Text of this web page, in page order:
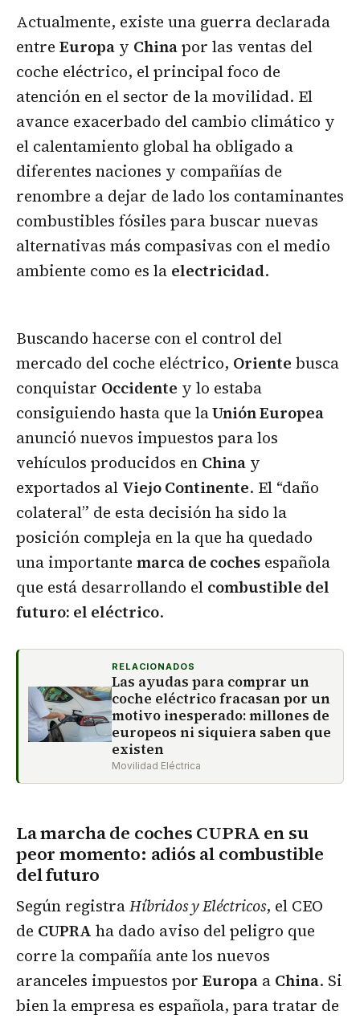
Actualmente, existe una guerra declarada
entre Europa y Chinapor las ventas del
coche eléctrico, el principal foco de
atención en el sector de la movilidad. El
avance exacerbado del cambio climático y
el calentamiento global ha obligado a
diferentes naciones y compañías de
renombre a dejar de lado los contaminantes
combustibles fósiles para buscar nuevas
alternativas más compasivas con el medio
ambiente como es la electricidad.
Buscando hacerse con el control del
mercado del coche eléctrico, Oriente busca
conquistar Occidente y lo estaba
consiguiendo hasta que laUnión Europea
anunció nuevos impuestos para los
vehículos producidos en China y
exportados al Viejo Continente. El “daño
colateral” de esta decisión ha sido la
posición compleja en la que ha quedado
una importante marca de coches española
que está desarrollando el combustible del
futuro: el eléctrico.
RELACIONADOS
Las ayudas para comprar un
coche eléctrico fracasan por un
motivo inesperado: millones de
europeos ni siquiera saben que
existen
Movilidad Eléctrica
La marcha de coches CUPRA en su
peor momento: adiós al combustible
del futuro
Según registraHíbridos y Eléctricos, el CEO
de CUPRA ha dado aviso del peligro que
corre la compañía ante los nuevos
aranceles impuestos por Europa a China. Si
bien la empresa es española, para tratar de